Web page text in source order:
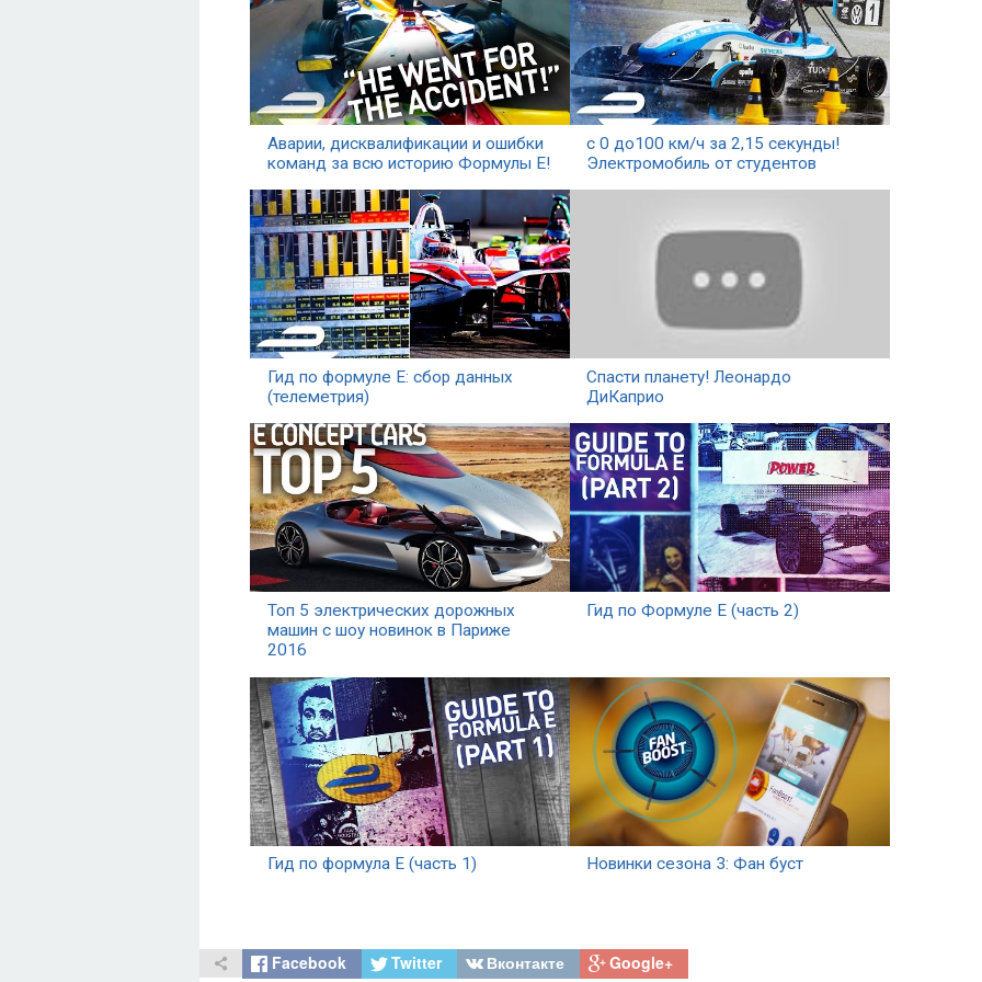
Аварии, дисквалификации и ошибки
команд за всю историю Формулы Е!
с 0 до100 км/ч за 2,15 секунды!
Электромобиль от студентов
Гид по формуле Е: cбор данных
(телеметрия)
Спасти планету! Леонардо
ДиКаприо
Топ 5 электрических дорожных
машин с шоу новинок в Париже
2016
Гид по Формуле Е (часть 2)
Гид по формула Е (часть 1) Новинки сезона 3: Фан буст
Facebook Twitter Вконтакте Google+